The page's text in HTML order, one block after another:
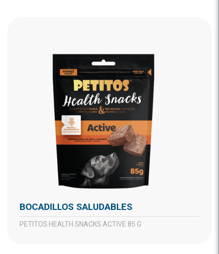
BOCADILLOS SALUDABLES
PETITOS HEALTH SNACKS ACTIVE 85 G